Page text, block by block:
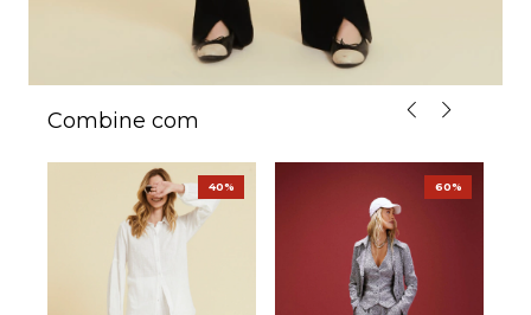
Combine com
40% 60%